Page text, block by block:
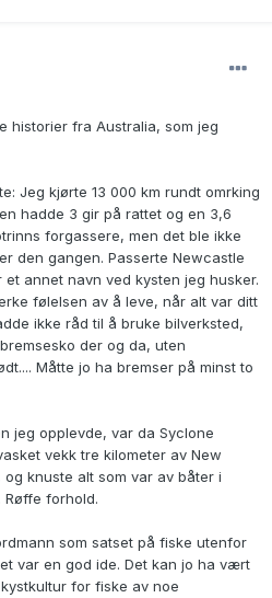
historier fra Australia, som jeg
Jeg kjørte 13 000 km rundt omrking
hadde 3 gir på rattet og en 3,6
forgassere, men det ble ikke
den gangen. Passerte Newcastle
annet navn ved kysten jeg husker.
følelsen av å leve, når alt var ditt
ikke råd til å bruke bilverksted,
der og da, uten
Måtte jo ha bremser på minst to
jeg opplevde, var da Syclone
vekk tre kilometer av New
knuste alt som var av båter i
Røffe forhold.
som satset på fiske utenfor
var en god ide. Det kan jo ha vært
for fiske av noe